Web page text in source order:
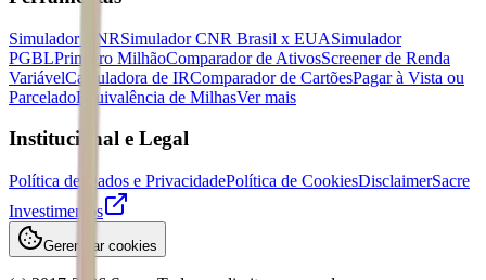
Simulador CNRSimulador CNR Brasil x EUASimulador
PGBLPrimeiro MilhãoComparador de AtivosScreener de Renda
VariávelCalculadora de IRComparador de CartõesPagar à Vista ou
ParceladoEquivalência de MilhasVer mais
Institucional e Legal
Política de Dados e PrivacidadePolítica de CookiesDisclaimerSacre
Investimentos
Gerenciar cookies